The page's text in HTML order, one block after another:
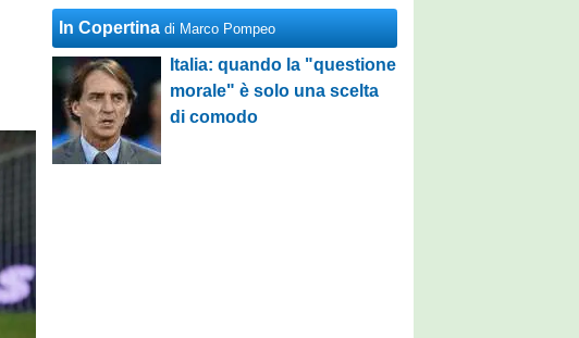
In Copertina di Marco Pompeo
Italia: quando la "questione
morale" è solo una scelta
di comodo